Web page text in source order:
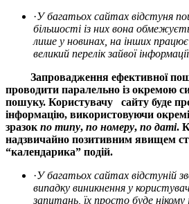
·У багатьох сайтах відстуня
більшості із них вона
лише у новинах, на інших
великий перелік зайвої
Запровадження ефективної
проводити паралельно із окремою
пошуку. Користувачу сайту буде
інформацію, використовуючи
зразок по типу, по номеру, по даті.
надзвичайно позитивним явищем
“календарика” подій.
·У багатьох сайтах відстуній
випадку виникнення у
запитань, їх просто буде